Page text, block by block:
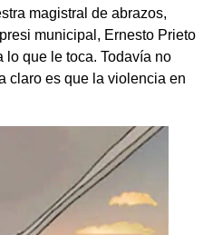
magistral de abrazos,
municipal, Ernesto Prieto
que le toca. Todavía no
claro es que la violencia en